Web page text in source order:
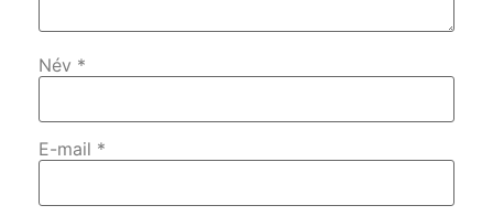
Név *
E-mail *